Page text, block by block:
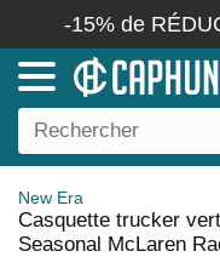
-15% de
New Era
Casquette trucker
Seasonal McLaren